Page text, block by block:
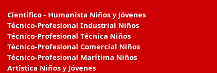
Científico - Humanista Niños y Jóvenes
Técnico-Profesional Industrial Niños
Técnico-Profesional Técnica Niños
Técnico-Profesional Comercial Niños
Técnico-Profesional Marítima Niños
Artística Niños y Jóvenes